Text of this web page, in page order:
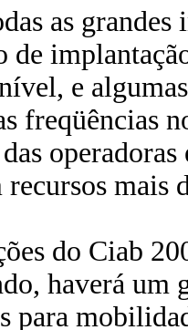
as
de
e
freqüências
mais
do Ciab
haverá um
para